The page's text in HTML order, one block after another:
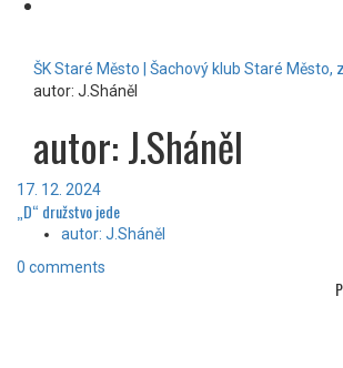
ŠK Staré Město | Šachový klub Staré Město,
autor: J.Sháněl
autor: J.Sháněl
17. 12. 2024
„D“ družstvo jede
autor: J.Sháněl
0 comments